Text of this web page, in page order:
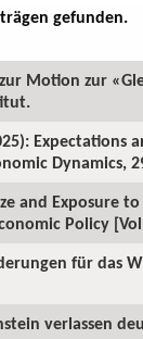
gefunden.
Motion zur
Dynamics,
and Exposure
Policy
für das
verlassen